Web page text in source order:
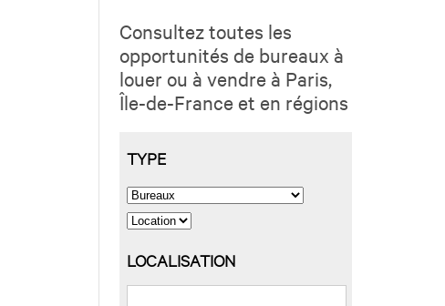
Consultez toutes les
opportunités de bureaux à
louer ou à vendre à Paris,
Île-de-France et en régions